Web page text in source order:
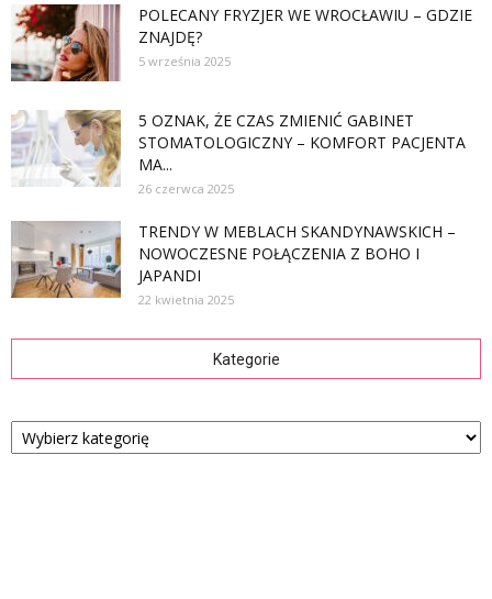
POLECANY FRYZJER WE WROCŁAWIU – GDZIE
ZNAJDĘ?
5 września 2025
5 OZNAK, ŻE CZAS ZMIENIĆ GABINET
STOMATOLOGICZNY – KOMFORT PACJENTA
MA...
26 czerwca 2025
TRENDY W MEBLACH SKANDYNAWSKICH –
NOWOCZESNE POŁĄCZENIA Z BOHO I
JAPANDI
22 kwietnia 2025
Kategorie
Kategorie